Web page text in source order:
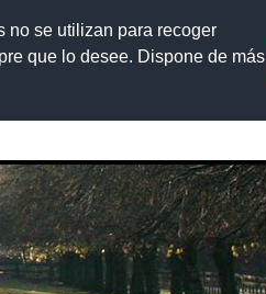
no se utilizan para recoger
que lo desee. Dispone de más